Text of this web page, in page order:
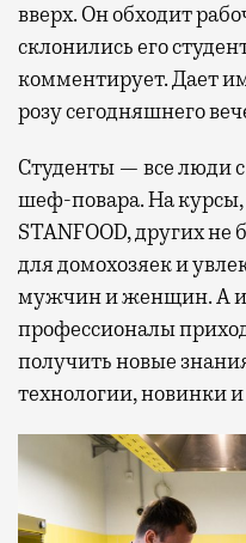
вверх. Он обходит
склонились его
комментирует. Дает
розу сегодняшнего
Студенты — все люди
шеф-повара. На курсы,
STANFOOD, других не
для домохозяек и
мужчин и женщин. А
профессионалы
получить новые
технологии, новинки